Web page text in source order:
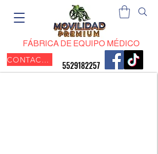
​FÁBRICA DE EQUIPO MÉDICO
​5529182257
CONTACTO